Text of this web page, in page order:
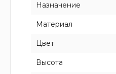
Назначение
Материал
Цвет
Высота